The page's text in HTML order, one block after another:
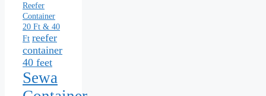
Reefer
Container
20 Ft & 40
Ft reefer
container
40 feet
Sewa